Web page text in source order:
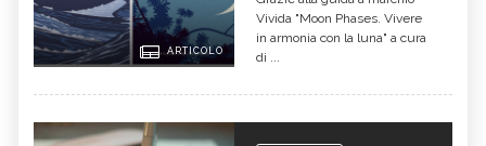
ARTICOLO
Vivida "Moon Phases. Vivere
in armonia con la luna" a cura
di ...